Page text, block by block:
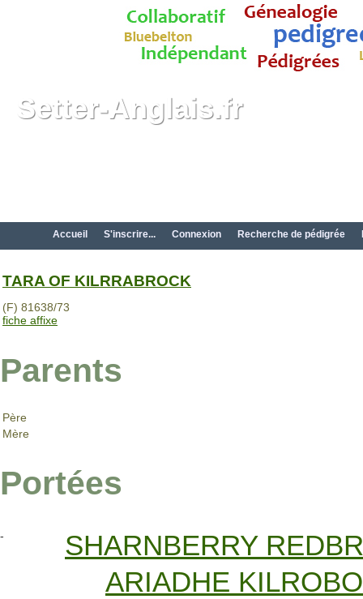
Setter-Anglais.fr
Accueil S'inscrire... Connexion Recherche de pédigrée
TARA OF KILRRABROCK
(F) 81638/73
fiche affixe
Parents
Père
Mère
Portées
-
SHARNBERRY
ARIADHE